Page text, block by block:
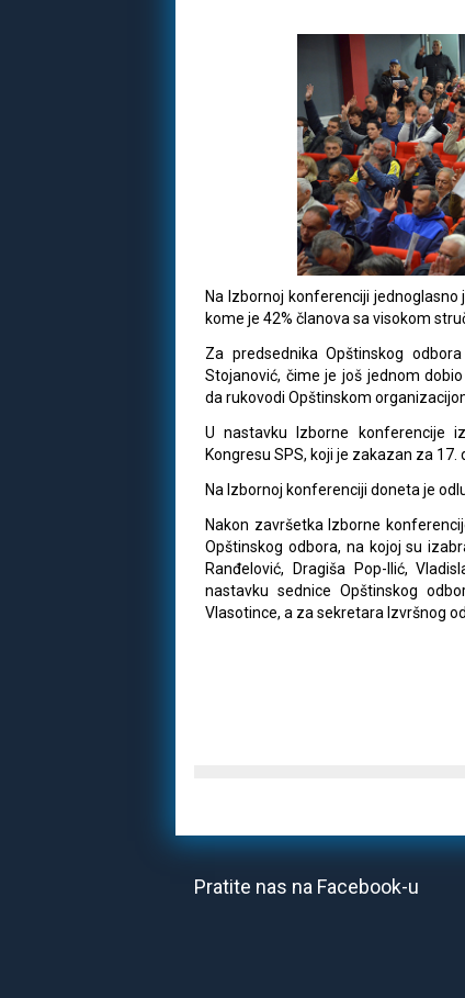
Na Izbornoj konferenciji
kome je 42% članova sa visokom
Za predsednika Opštinskog
Stojanović, čime je još jednom
da rukovodi Opštinskom
U nastavku Izborne konferencije
Kongresu SPS, koji je zakazan za 17.
Na Izbornoj konferenciji doneta je
Nakon završetka Izborne
Opštinskog odbora, na kojoj su
Ranđelović, Dragiša Pop-Ilić,
nastavku sednice Opštinskog
Vlasotince, a za sekretara Izvršnog
Pratite nas na Facebook-u